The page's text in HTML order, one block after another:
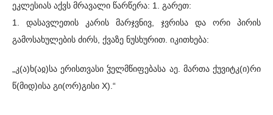
ეკლესიას აქვს მრავალი წარწერა: 1. გარეთ:
1. დასავლეთის კარის მარჯვნივ, ჯვრისა და ორი პირის
გამოსახულების ძირს, ქვაზე ნუსხურით. იკითხება:
„კ(ა)ხ(აჲ)სა ერისთვასი ჴელმწიფებასა აე. მართა ქუვიტკ(ი)რი
წ(მიდ)ისა გი(ორ)გისი X).“